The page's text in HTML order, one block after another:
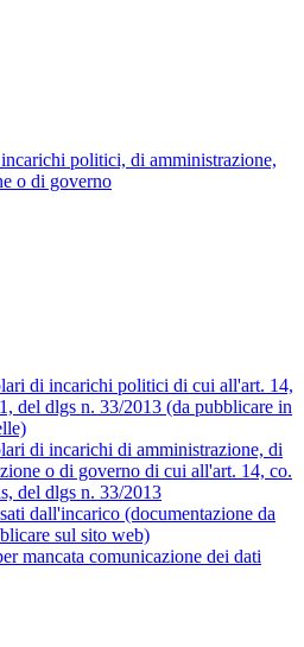
politici, di amministrazione,
o di governo
di incarichi politici di cui all'art. 14,
del dlgs n. 33/2013 (da pubblicare in
di incarichi di amministrazione, di
o di governo di cui all'art. 14, co.
del dlgs n. 33/2013
dall'incarico (documentazione da
sul sito web)
mancata comunicazione dei dati